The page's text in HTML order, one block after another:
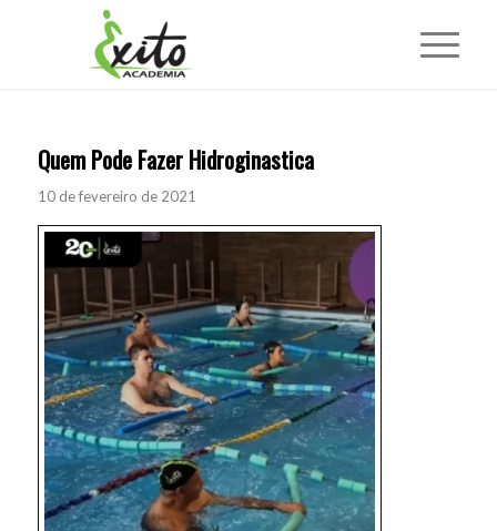
Quem Pode Fazer Hidroginastica
10 de fevereiro de 2021